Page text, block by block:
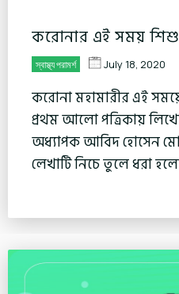
করোনার এই সময়
স্বাস্থ্য পরামর্শ July 18, 2020
করোনা মহামারীর এই
প্রথম আলো পত্রিকায়
অধ্যাপক আবিদ হোসেন
লেখাটি নিচে তুলে ধরা